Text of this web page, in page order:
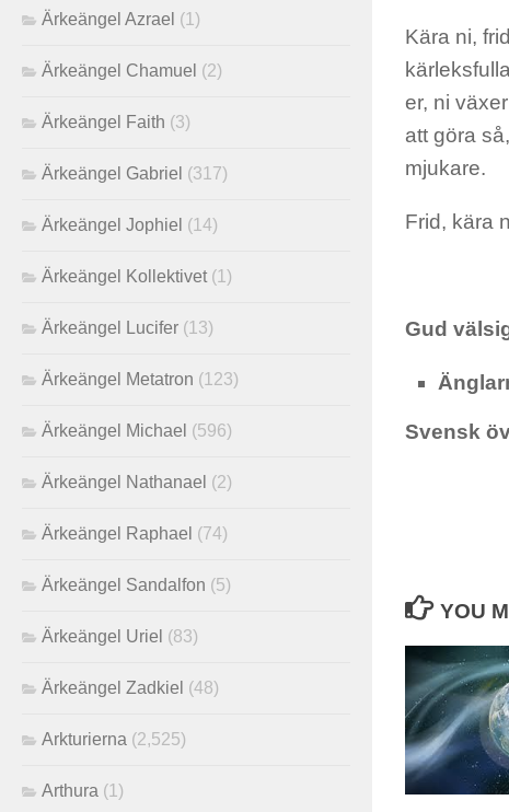
Kära ni,
er, ni
att göra
mjukare.
Frid, kära
Gud
Svensk
YOU
Ärkeängel Azrael (1)
Ärkeängel Chamuel (2)
Ärkeängel Faith (3)
Ärkeängel Gabriel (317)
Ärkeängel Jophiel (14)
Ärkeängel Kollektivet (1)
Ärkeängel Lucifer (13)
Ärkeängel Metatron (123)
Ärkeängel Michael (596)
Ärkeängel Nathanael (2)
Ärkeängel Raphael (74)
Ärkeängel Sandalfon (5)
Ärkeängel Uriel (83)
Ärkeängel Zadkiel (48)
Arkturierna (2,525)
Arthura (1)